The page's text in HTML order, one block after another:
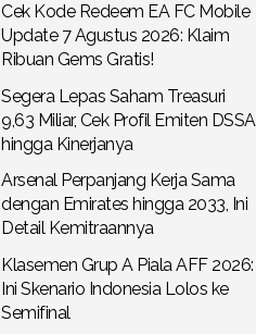
Cek Kode Redeem EA FC Mobile
Update 7 Agustus 2026: Klaim
Ribuan Gems Gratis!
Segera Lepas Saham Treasuri
9,63 Miliar, Cek Profil Emiten DSSA
hingga Kinerjanya
Arsenal Perpanjang Kerja Sama
dengan Emirates hingga 2033, Ini
Detail Kemitraannya
Klasemen Grup A Piala AFF 2026:
Ini Skenario Indonesia Lolos ke
Semifinal